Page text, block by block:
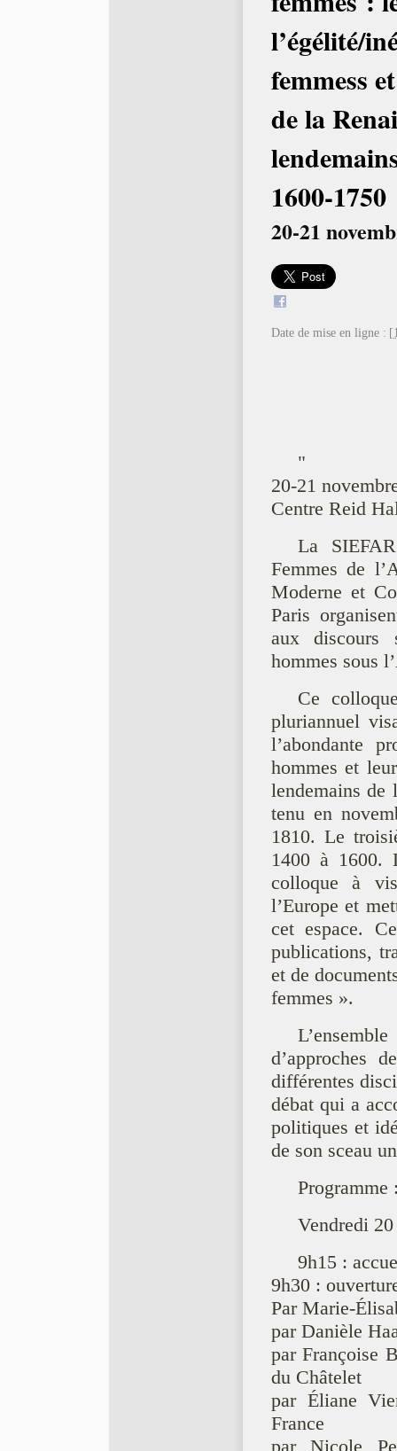
l’égélité/
femmess
de la
1600-1750
20-21
Date de mise en ligne :
"
20-21
Centre Reid
La
Femmes de
Moderne et
Paris
aux discours
hommes sous
Ce
pluriannuel
l’abondante
hommes et
lendemains de
tenu en
1810. Le
1400 à 1600.
colloque à
l’Europe et
cet espace.
publications,
et de
femmes ».
d’approches
différentes
débat qui a
politiques et
de son sceau
Programme
Vendredi
9h15 :
9h30 :
Par Marie-
par Danièle
par Françoise
du Châtelet
par Éliane
France
par Nicole